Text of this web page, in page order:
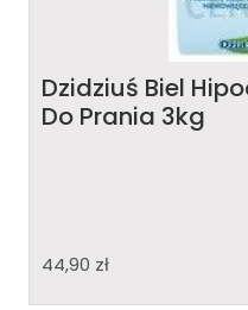
Dzidziuś Biel
Do Prania 3kg
44,90 zł